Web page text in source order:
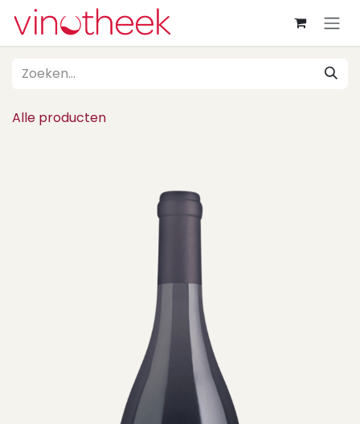
Overslaan naar inhoud
Alle producten